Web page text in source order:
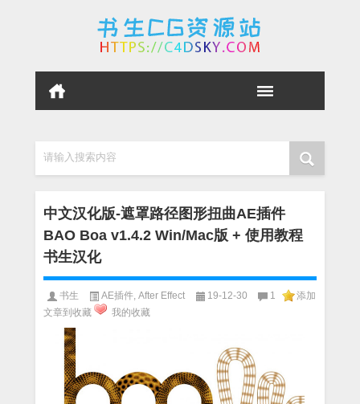
请输入搜索内容
中文汉化版-遮罩路径图形扭曲AE插件
BAO Boa v1.4.2 Win/Mac版 + 使用教程
书生汉化
书生 AE插件 After Effect 19-12-30 1
添加
文章到收藏
我的收藏